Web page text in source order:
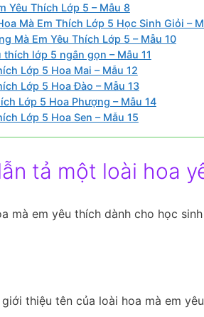
Yêu Thích Lớp 5 – Mẫu 8
Mà Em Thích Lớp 5 Học Sinh Giỏi –
Mà Em Yêu Thích Lớp 5 – Mẫu 10
lớp 5 ngắn gọn – Mẫu 11
Lớp 5 Hoa Mai – Mẫu 12
Lớp 5 Hoa Đào – Mẫu 13
Lớp 5 Hoa Phượng – Mẫu 14
Lớp 5 Hoa Sen – Mẫu 15
tả một loài hoa
mà em yêu thích dành cho học
thiệu tên của loài hoa mà em